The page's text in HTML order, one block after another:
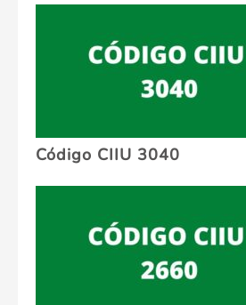
Código CIIU 3040